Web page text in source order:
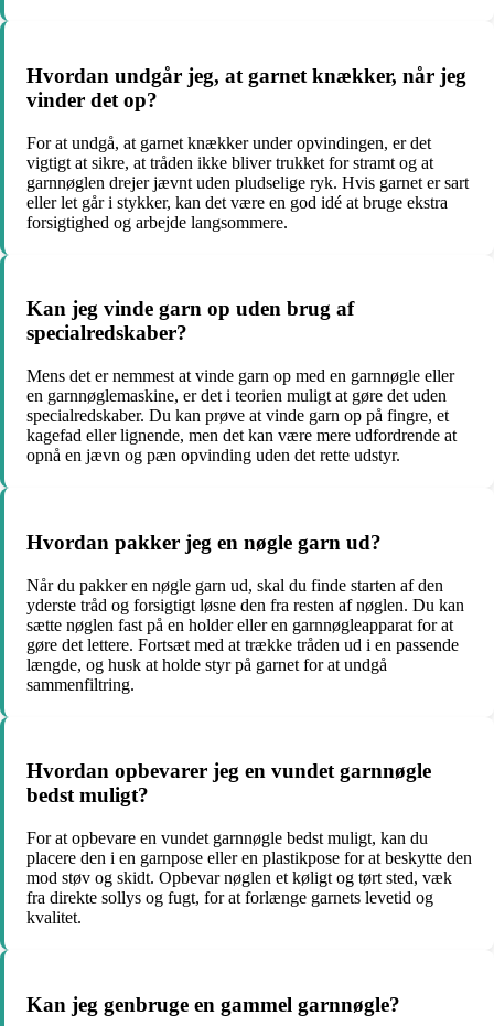
Hvordan undgår jeg, at garnet knækker, når jeg
vinder det op?
For at undgå, at garnet knækker under opvindingen, er det
vigtigt at sikre, at tråden ikke bliver trukket for stramt og at
garnnøglen drejer jævnt uden pludselige ryk. Hvis garnet er sart
eller let går i stykker, kan det være en god idé at bruge ekstra
forsigtighed og arbejde langsommere.
Kan jeg vinde garn op uden brug af
specialredskaber?
Mens det er nemmest at vinde garn op med en garnnøgle eller
en garnnøglemaskine, er det i teorien muligt at gøre det uden
specialredskaber. Du kan prøve at vinde garn op på fingre, et
kagefad eller lignende, men det kan være mere udfordrende at
opnå en jævn og pæn opvinding uden det rette udstyr.
Hvordan pakker jeg en nøgle garn ud?
Når du pakker en nøgle garn ud, skal du finde starten af den
yderste tråd og forsigtigt løsne den fra resten af nøglen. Du kan
sætte nøglen fast på en holder eller en garnnøgleapparat for at
gøre det lettere. Fortsæt med at trække tråden ud i en passende
længde, og husk at holde styr på garnet for at undgå
sammenfiltring.
Hvordan opbevarer jeg en vundet garnnøgle
bedst muligt?
For at opbevare en vundet garnnøgle bedst muligt, kan du
placere den i en garnpose eller en plastikpose for at beskytte den
mod støv og skidt. Opbevar nøglen et køligt og tørt sted, væk
fra direkte sollys og fugt, for at forlænge garnets levetid og
kvalitet.
Kan jeg genbruge en gammel garnnøgle?